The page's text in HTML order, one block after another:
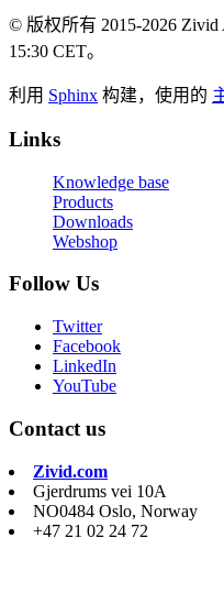
© 版权所有 2015-2026 Zivid
15:30 CET。
利用 Sphinx 构建，使用的
Links
Knowledge base
Products
Downloads
Webshop
Follow Us
Twitter
Facebook
LinkedIn
YouTube
Contact us
Zivid.com
Gjerdrums vei 10A
NO0484 Oslo, Norway
+47 21 02 24 72